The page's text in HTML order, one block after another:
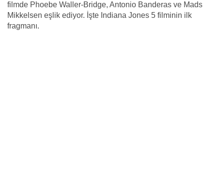
filmde Phoebe Waller-Bridge, Antonio Banderas ve Mads
Mikkelsen eşlik ediyor. İşte Indiana Jones 5 filminin ilk
fragmanı.